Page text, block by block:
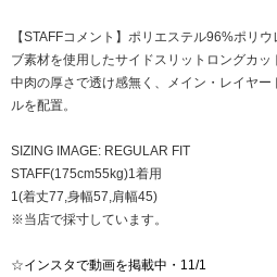
【STAFFコメント】ポリエステル96%ポリ
ブ素材を使用したサイドスリットロングカッ
中肉の厚さで透け感無く、メイン・レイヤ
ルを配置。
SIZING IMAGE: REGULAR FIT
STAFF(175cm55kg)1着用
1(着丈77,身幅57,肩幅45)
※当店で採寸しています。
☆インスタで動画を掲載中・11/1